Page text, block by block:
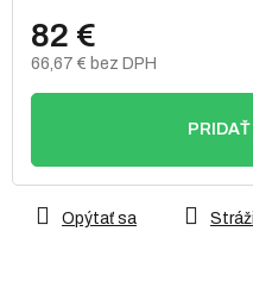
82 €
66,67 € bez DPH
Jednotková
Opýtať sa